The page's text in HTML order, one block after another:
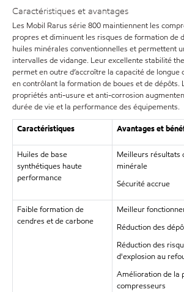
Caractéristiques et avantages
Les Mobil Rarus série 800 maintiennent les
propres et diminuent les risques de formation de
huiles minérales conventionnelles et permettent
intervalles de vidange. Leur excellente stabilité
permet en outre d’accroître la capacité de
en contrôlant la formation de boues et de dépôts.
propriétés anti-usure et anti-corrosion
durée de vie et la performance des équipements.
Caractéristiques
Avantages et
Huiles de base
synthétiques haute
performance
Meilleurs résultats
minérale
Sécurité accrue
Faible formation de
cendres et de carbone
Meilleur
Réduction des
Réduction des
d'explosion au
Amélioration de la
compresseurs